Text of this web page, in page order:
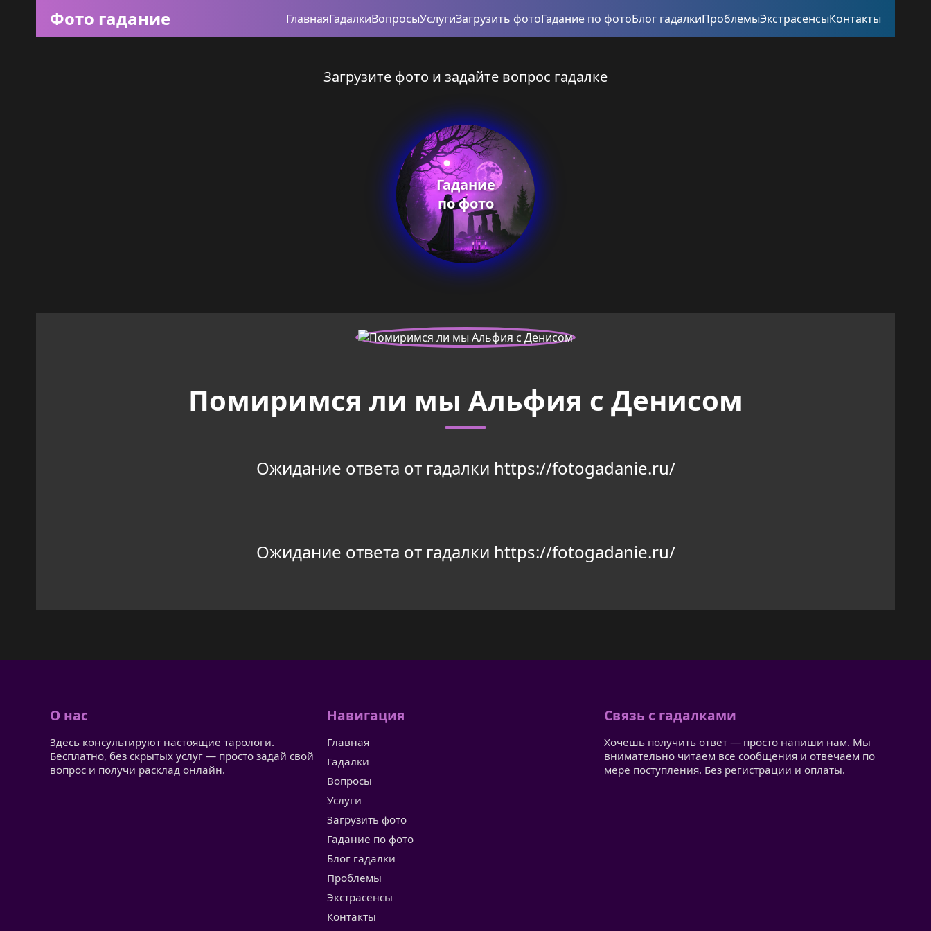
Фото гадание ГлавнаяГадалкиВопросыУслугиЗагрузить фотоГадание по фотоБлог гадалкиПроблемыЭкстрасенсыКонтакты
Загрузите фото и задайте вопрос гадалке
Гадание
по фото
Помиримся ли мы Альфия с Денисом
Ожидание ответа от гадалки https://fotogadanie.ru/
Ожидание ответа от гадалки https://fotogadanie.ru/
О нас
Здесь консультируют настоящие тарологи.
Бесплатно, без скрытых услуг — просто задай свой
вопрос и получи расклад онлайн.
Навигация
Главная
Гадалки
Вопросы
Услуги
Загрузить фото
Гадание по фото
Блог гадалки
Проблемы
Экстрасенсы
Контакты
Связь с гадалками
Хочешь получить ответ — просто напиши нам. Мы
внимательно читаем все сообщения и отвечаем по
мере поступления. Без регистрации и оплаты.